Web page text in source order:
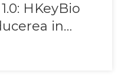
HKeyBio
in